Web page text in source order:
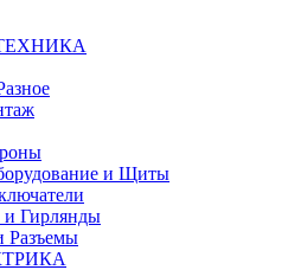
и Щиты
и Гирлянды
Разъемы